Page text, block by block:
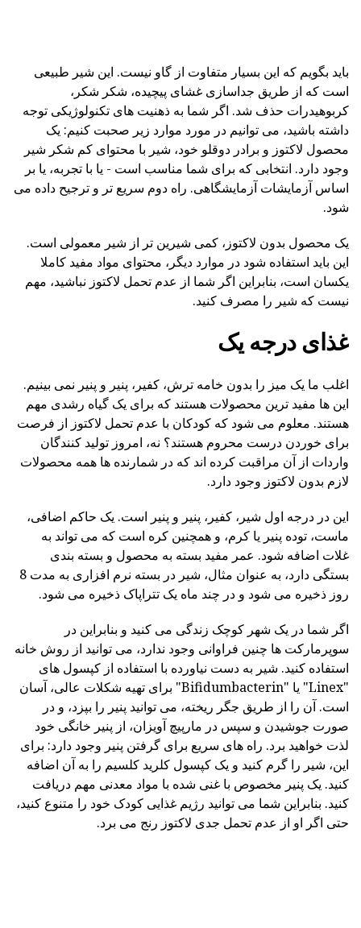
باید بگویم که این بسیار متفاوت از گاو نیست. این شیر طبیعی
است که از طریق جداسازی غشای پیچیده، شکر شکر،
کربوهیدرات حذف شد. اگر شما به ذهنیت های تکنولوژیکی توجه
داشته باشید، می توانیم در مورد موارد زیر صحبت کنیم: یک
محصول لاکتوز و برادر دوقلو خود، شیر با محتوای کم شکر شیر
وجود دارد. انتخابی که برای شما مناسب است - یا با تجربه، یا بر
اساس آزمایشات آزمایشگاهی. راه دوم سریع تر و ترجیح داده می
شود.
یک محصول بدون لاکتوز، کمی شیرین تر از شیر معمولی است.
این باید استفاده شود در موارد دیگر، محتوای مواد مفید کاملا
یکسان است، بنابراین اگر شما از عدم تحمل لاکتوز نباشید، مهم
نیست که شیر را مصرف کنید.
غذای درجه یک
اغلب ما یک میز را بدون خامه ترش، کفیر، پنیر و پنیر نمی بینیم.
این ها مفید ترین محصولات هستند که برای یک گیاه رشدی مهم
هستند. معلوم می شود که کودکان با عدم تحمل لاکتوز از فرصت
برای خوردن درست محروم هستند؟ نه، امروز تولید کنندگان
واردات از آن مراقبت کرده اند که در شمارنده ها همه محصولات
لازم بدون لاکتوز وجود دارد.
این در درجه اول شیر، کفیر، پنیر و پنیر است. یک حاکم اضافی،
ماست، توده پنیر یا کرم، و همچنین کره است که می تواند به
غلات اضافه شود. عمر مفید بسته به محصول و بسته بندی
بستگی دارد، به عنوان مثال، شیر در بسته نرم افزاری به مدت 8
روز ذخیره می شود و در چند ماه یک تتراپاک ذخیره می شود.
اگر شما در یک شهر کوچک زندگی می کنید و بنابراین در
سوپرمارکت ها چنین فراوانی وجود ندارد، می توانید از روش خانه
استفاده کنید. شیر به دست نیاورده با استفاده از کپسول های
"Linex" یا "Bifidumbacterin" برای تهیه شکلات عالی، آسان
است. آن را از طریق جگر ریخته، می توانید پنیر را بپزد، و در
صورت جوشیدن و سپس در مارپیچ آویزان، از پنیر خانگی خود
لذت خواهید برد. راه های سریع برای گرفتن پنیر وجود دارد: برای
این، شیر را گرم کنید و یک کپسول کلرید کلسیم را به آن اضافه
کنید. یک پنیر مخصوص با غنی شده با مواد معدنی مهم دریافت
کنید. بنابراین شما می توانید رژیم غذایی کودک خود را متنوع کنید،
حتی اگر او از عدم تحمل جدی لاکتوز رنج می برد.